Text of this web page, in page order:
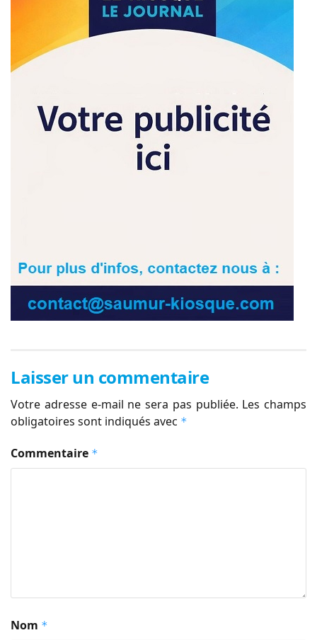
Laisser un commentaire
Votre adresse e-mail ne sera pas publiée. Les champs
obligatoires sont indiqués avec *
Commentaire *
Nom *